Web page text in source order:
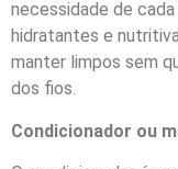
necessidade de
hidratantes e
manter limpos sem
dos fios.
Condicionador ou